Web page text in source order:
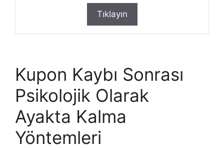
Tıklayın
Kupon Kaybı Sonrası
Psikolojik Olarak
Ayakta Kalma
Yöntemleri